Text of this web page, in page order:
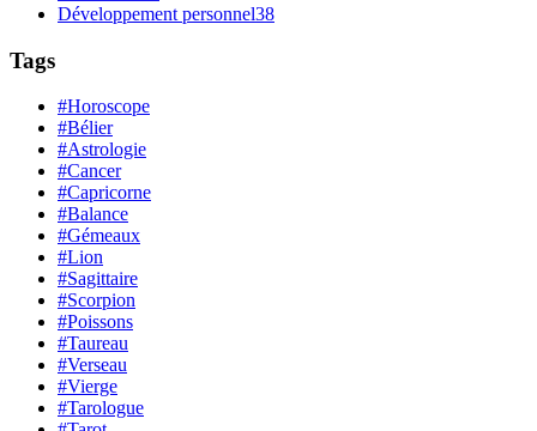
Développement personnel38
Tags
#Horoscope
#Bélier
#Astrologie
#Cancer
#Capricorne
#Balance
#Gémeaux
#Lion
#Sagittaire
#Scorpion
#Poissons
#Taureau
#Verseau
#Vierge
#Tarologue